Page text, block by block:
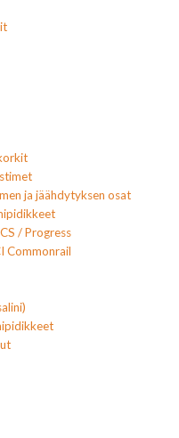
ja jäähdytyksen osat
/ Progress
Commonrail